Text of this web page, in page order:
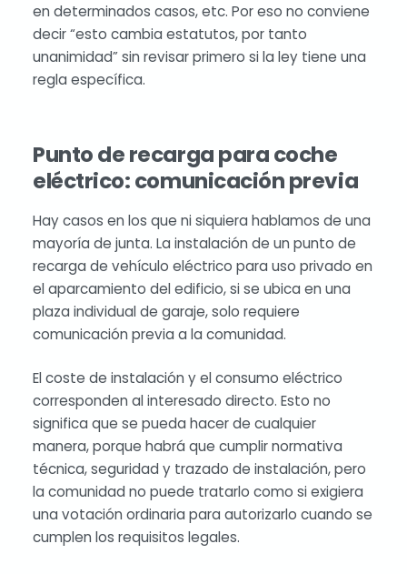
en determinados casos, etc. Por eso no conviene
decir “esto cambia estatutos, por tanto
unanimidad” sin revisar primero si la ley tiene una
regla específica.
Punto de recarga para coche
eléctrico: comunicación previa
Hay casos en los que ni siquiera hablamos de una
mayoría de junta. La instalación de un punto de
recarga de vehículo eléctrico para uso privado en
el aparcamiento del edificio, si se ubica en una
plaza individual de garaje, solo requiere
comunicación previa a la comunidad.
El coste de instalación y el consumo eléctrico
corresponden al interesado directo. Esto no
significa que se pueda hacer de cualquier
manera, porque habrá que cumplir normativa
técnica, seguridad y trazado de instalación, pero
la comunidad no puede tratarlo como si exigiera
una votación ordinaria para autorizarlo cuando se
cumplen los requisitos legales.